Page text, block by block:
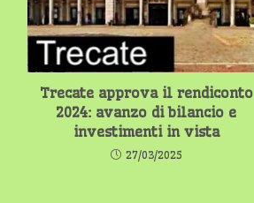
Trecate approva il rendiconto
2024: avanzo di bilancio e
investimenti in vista
27/03/2025